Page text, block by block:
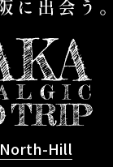
North-Hill